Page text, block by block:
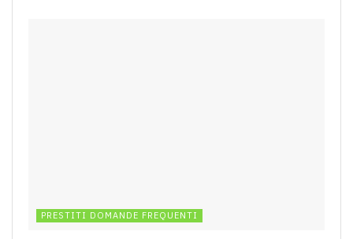
PRESTITI DOMANDE FREQUENTI